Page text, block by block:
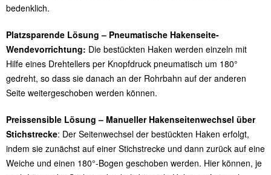
bedenklich.
Platzsparende Lösung – Pneumatische Hakenseite-
Wendevorrichtung: Die bestückten Haken werden einzeln mit
Hilfe eines Drehtellers per Knopfdruck pneumatisch um 180°
gedreht, so dass sie danach an der Rohrbahn auf der anderen
Seite weitergeschoben werden können.
Preissensible Lösung – Manueller Hakenseitenwechsel über
Stichstrecke: Der Seitenwechsel der bestückten Haken erfolgt,
indem sie zunächst auf einer Stichstrecke und dann zurück auf eine
Weiche und einen 180°-Bogen geschoben werden. Hier können, je